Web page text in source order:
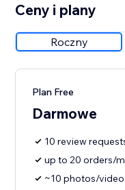
Ceny i plany
Roczny
Plan Free
Darmowe
10 review
up to 20 orders/
~10 photos/